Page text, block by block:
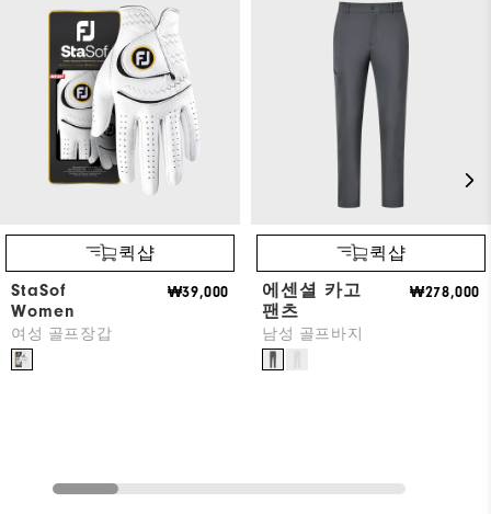
퀵샵
StaSof
Women
여성 골프장갑
₩39,000
퀵샵
에센셜 카고
팬츠
남성 골프바지
₩278,000